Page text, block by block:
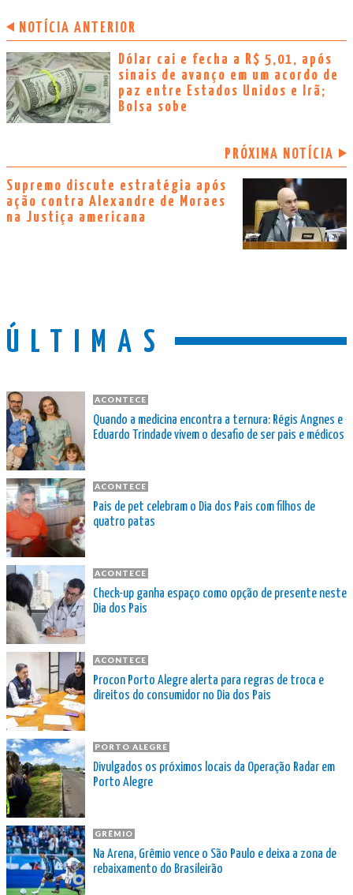
NOTÍCIA ANTERIOR
Dólar cai e fecha a R$ 5,01, após
sinais de avanço em um acordo de
paz entre Estados Unidos e Irã;
Bolsa sobe
PRÓXIMA NOTÍCIA
Supremo discute estratégia após
ação contra Alexandre de Moraes
na Justiça americana
ÚLTIMAS
ACONTECE
Quando a medicina encontra a ternura: Régis Angnes e
Eduardo Trindade vivem o desafio de ser pais e médicos
ACONTECE
Pais de pet celebram o Dia dos Pais com filhos de
quatro patas
ACONTECE
Check-up ganha espaço como opção de presente neste
Dia dos Pais
ACONTECE
Procon Porto Alegre alerta para regras de troca e
direitos do consumidor no Dia dos Pais
PORTO ALEGRE
Divulgados os próximos locais da Operação Radar em
Porto Alegre
GRÊMIO
Na Arena, Grêmio vence o São Paulo e deixa a zona de
rebaixamento do Brasileirão